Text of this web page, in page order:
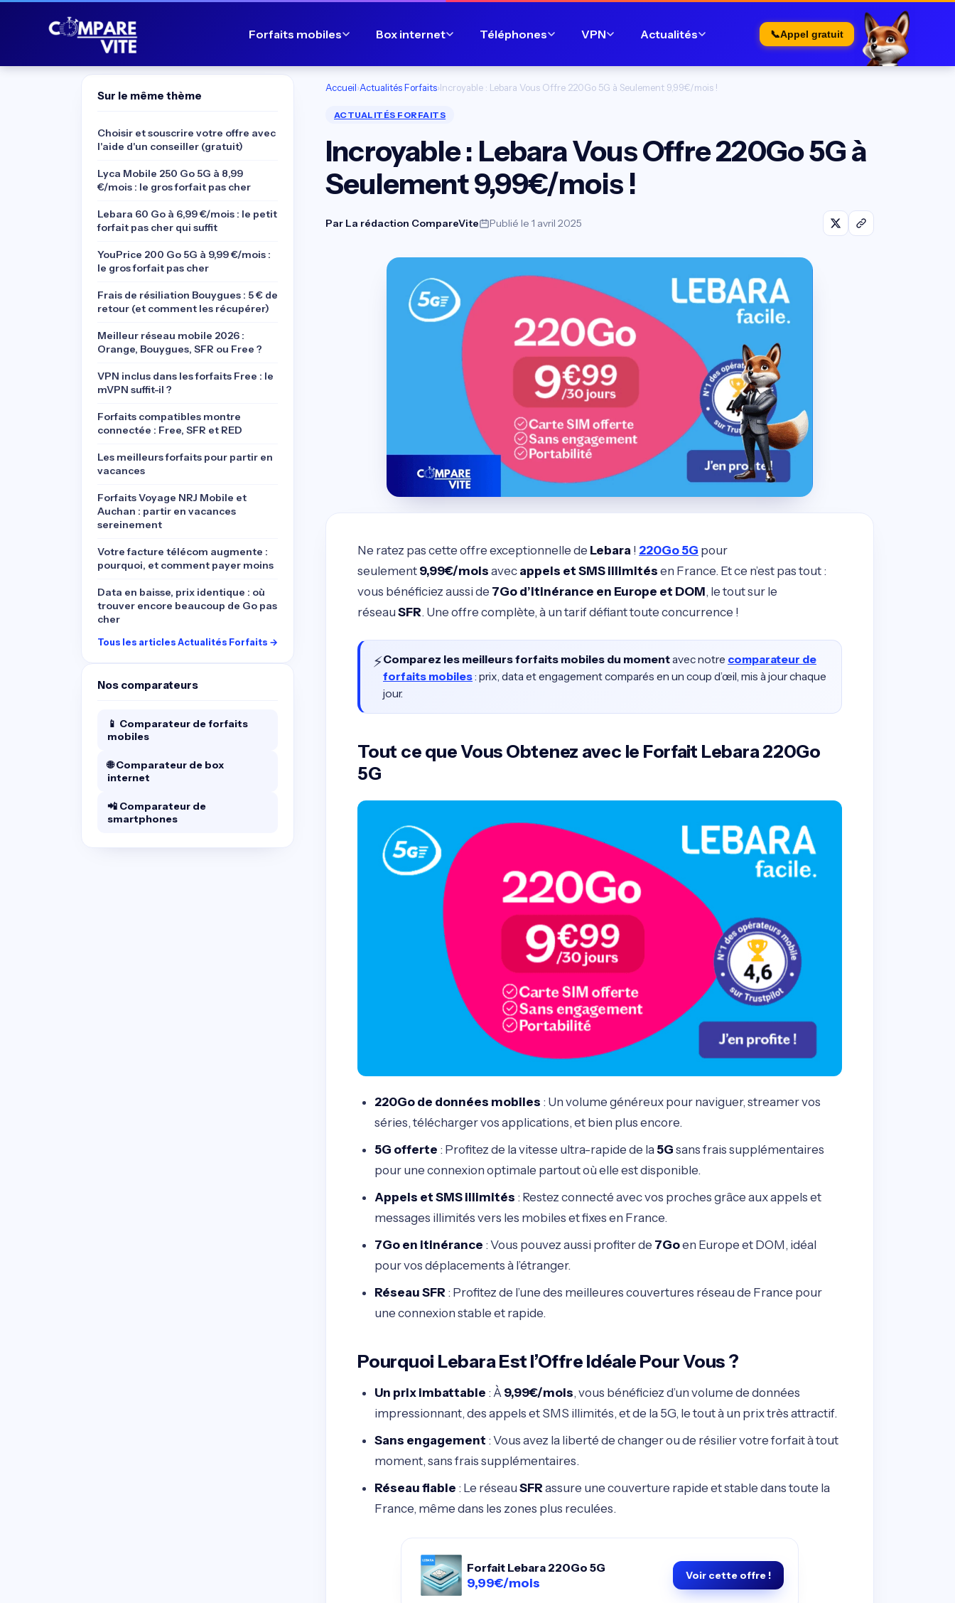
Forfaits mobiles Box internet Téléphones VPN Actualités 📞Appel gratuit
Accueil›Actualités Forfaits›Incroyable : Lebara Vous Offre 220Go 5G à Seulement 9,99€/mois !
ACTUALITÉS FORFAITS
Incroyable : Lebara Vous Offre 220Go 5G à
Seulement 9,99€/mois !
Par La rédaction CompareVite Publié le 1 avril 2025
Ne ratez pas cette offre exceptionnelle de Lebara ! 220Go 5G pour
seulement 9,99€/mois avec appels et SMS illimités en France. Et ce n’est pas tout :
vous bénéficiez aussi de 7Go d’itinérance en Europe et DOM, le tout sur le
réseau SFR. Une offre complète, à un tarif défiant toute concurrence !
⚡Comparez les meilleurs forfaits mobiles du momentavec notre comparateur de
forfaits mobiles: prix, data et engagement comparés en un coup d’œil, mis à jour chaque
jour.
Tout ce que Vous Obtenez avec le Forfait Lebara 220Go
5G
220Go de données mobiles : Un volume généreux pour naviguer, streamer vos
séries, télécharger vos applications, et bien plus encore.
5G offerte : Profitez de la vitesse ultra-rapide de la5G sans frais supplémentaires
pour une connexion optimale partout où elle est disponible.
Appels et SMS illimités : Restez connecté avec vos proches grâce aux appels et
messages illimités vers les mobiles et fixes en France.
7Go en itinérance : Vous pouvez aussi profiter de 7Goen Europe et DOM, idéal
pour vos déplacements à l’étranger.
Réseau SFR : Profitez de l’une des meilleures couvertures réseau de France pour
une connexion stable et rapide.
Pourquoi Lebara Est l’Offre Idéale Pour Vous ?
Un prix imbattable : À 9,99€/mois, vous bénéficiez d’un volume de données
impressionnant, des appels et SMS illimités, et de la 5G, le tout à un prix très attractif.
Sans engagement : Vous avez la liberté de changer ou de résilier votre forfait à tout
moment, sans frais supplémentaires.
Réseau fiable : Le réseau SFRassure une couverture rapide et stable dans toute la
France, même dans les zones plus reculées.
Forfait Lebara 220Go 5G
9,99€/mois Voir cette offre !
Sur le même thème
Choisir et souscrire votre offre avec
l'aide d'un conseiller (gratuit)
Lyca Mobile 250 Go 5G à 8,99
€/mois : le gros forfait pas cher
Lebara 60 Go à 6,99 €/mois : le petit
forfait pas cher qui suffit
YouPrice 200 Go 5G à 9,99 €/mois :
le gros forfait pas cher
Frais de résiliation Bouygues : 5 € de
retour (et comment les récupérer)
Meilleur réseau mobile 2026 :
Orange, Bouygues, SFR ou Free ?
VPN inclus dans les forfaits Free : le
mVPN suffit-il ?
Forfaits compatibles montre
connectée : Free, SFR et RED
Les meilleurs forfaits pour partir en
vacances
Forfaits Voyage NRJ Mobile et
Auchan : partir en vacances
sereinement
Votre facture télécom augmente :
pourquoi, et comment payer moins
Data en baisse, prix identique : où
trouver encore beaucoup de Go pas
cher
Tous les articles Actualités Forfaits →
Nos comparateurs
📱 Comparateur de forfaits
mobiles
🌐 Comparateur de box
internet
📲 Comparateur de
smartphones